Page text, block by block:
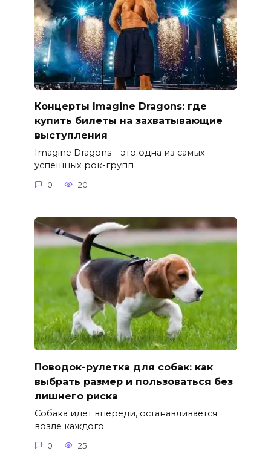
Концерты Imagine Dragons: где
купить билеты на захватывающие
выступления
Imagine Dragons – это одна из самых
успешных рок-групп
0 20
Поводок-рулетка для собак: как
выбрать размер и пользоваться без
лишнего риска
Собака идет впереди, останавливается
возле каждого
0 25